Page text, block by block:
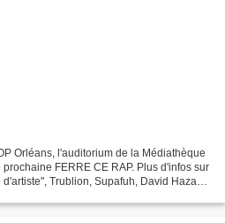
Orléans, l'auditorium de la Médiathèque
FERRE CE RAP. Plus d'infos sur
Trublion, Supafuh, David Hazak